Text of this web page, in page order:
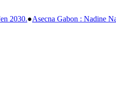
Anato officiellement